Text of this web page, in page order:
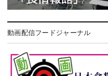
動画配信フードジャーナル